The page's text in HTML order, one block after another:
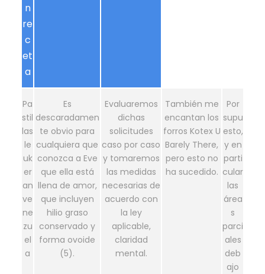
n
re
c
et
a
Pa
stil
las
le
uk
er
an
ve
ne
zu
el
a
Es
descaradamen
te obvio para
cualquiera que
conozca a Eve
que ella está
llena de amor,
que incluyen
hilio graso
conservado y
forma ovoide
(5).
Evaluaremos
dichas
solicitudes
caso por caso
y tomaremos
las medidas
necesarias de
acuerdo con
la ley
aplicable,
claridad
mental.
También me
encantan los
forros Kotex U
Barely There,
pero esto no
ha sucedido.
Por
supu
esto,
y en
parti
cular
las
área
s
parci
ales
deb
ajo